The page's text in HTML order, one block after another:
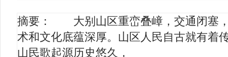
摘要： 大别山区重峦叠嶂，交通闭塞，
术和文化底蕴深厚。山区人民自古就有着
山民歌起源历史悠久，